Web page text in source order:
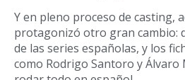
Y en pleno proceso de casting,
protagonizó otro gran cambio:
de las series españolas, y los
como Rodrigo Santoro y Álvaro